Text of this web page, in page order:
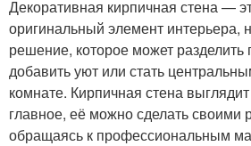
Декоративная кирпичная стена —
оригинальный элемент интерьера,
решение, которое может разделить
добавить уют или стать
комнате. Кирпичная стена
главное, её можно сделать своими
обращаясь к профессиональным